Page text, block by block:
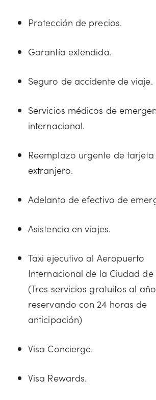
Protección de precios.
Garantía extendida.
Seguro de accidente de viaje.
Servicios médicos de
internacional.
Reemplazo urgente de tarjeta
extranjero.
Adelanto de efectivo de
Asistencia en viajes.
Taxi ejecutivo al Aeropuerto
Internacional de la Ciudad de
(Tres servicios gratuitos al
reservando con 24 horas de
anticipación)
Visa Concierge.
Visa Rewards.